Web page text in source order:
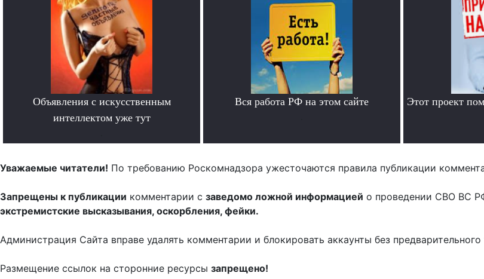
Объявления с искусственным
интеллектом уже тут
Вся работа РФ на этом сайте Этот проект
Уважаемые читатели! По требованию Роскомнадзора ужесточаются правила публикации
Запрещены к публикации комментарии с заведомо ложной информацией о проведении СВО ВС
экстремистские высказывания, оскорбления, фейки.
Администрация Сайта вправе удалять комментарии и блокировать аккаунты без
Размещение ссылок на сторонние ресурсы запрещено!